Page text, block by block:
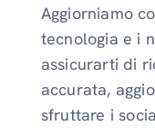
Aggiorniamo
tecnologia e i
assicurarti di
accurata,
sfruttare i